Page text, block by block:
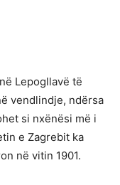
Lepogllavë të
vendlindje, ndërsa
si nxënësi më i
e Zagrebit ka
në vitin 1901.